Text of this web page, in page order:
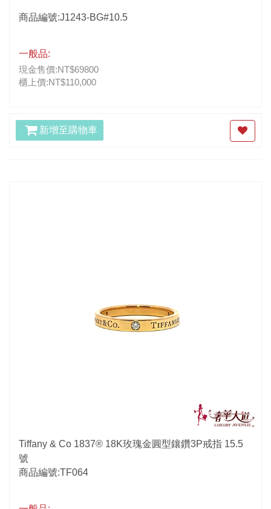
商品編號:J1243-BG#10.5
一般品:
現金售價:NT$69800
櫃上價:NT$110,000
新增至購物車
Tiffany & Co 1837® 18K玫瑰金圓型鑲鑽3P戒指 15.5
號
商品編號:TF064